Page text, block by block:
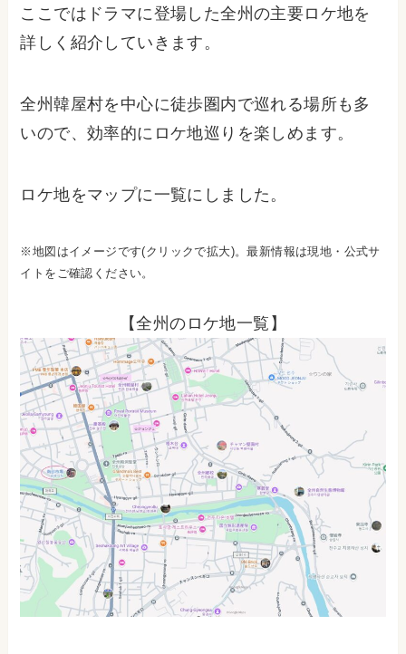
ここではドラマに登場した全州の主要ロケ地を
詳しく紹介していきます。
全州韓屋村を中心に徒歩圏内で巡れる場所も多
いので、効率的にロケ地巡りを楽しめます。
ロケ地をマップに一覧にしました。
※地図はイメージです(クリックで拡大)。最新情報は現地・公式サ
イトをご確認ください。
【全州のロケ地一覧】